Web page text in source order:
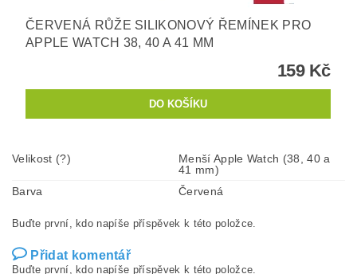
ČERVENÁ RŮŽE SILIKONOVÝ ŘEMÍNEK PRO
APPLE WATCH 38, 40 A 41 MM
159 Kč
Velikost (?)
Menší Apple Watch (38, 40 a
41 mm)
Barva
Červená
Buďte první, kdo napíše příspěvek k této položce.
Přidat komentář
Buďte první, kdo napíše příspěvek k této položce.